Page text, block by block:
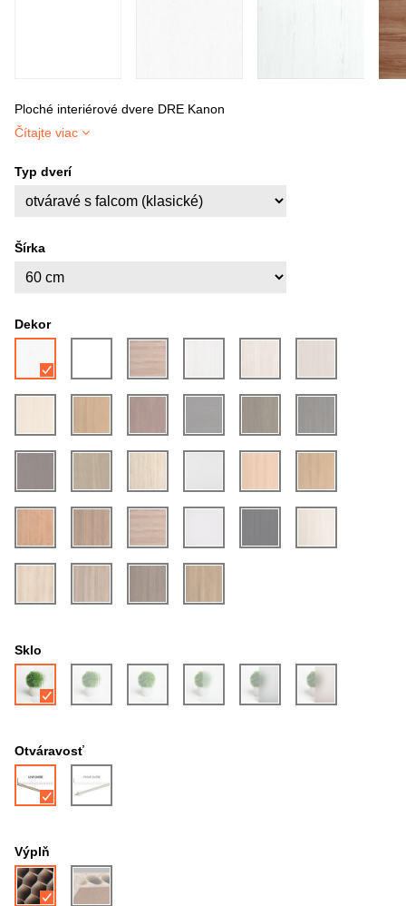
Ploché interiérové dvere DRE Kanon
Čítajte viac
Typ dverí
Šírka
Dekor
Sklo
Otváravosť
Výplň